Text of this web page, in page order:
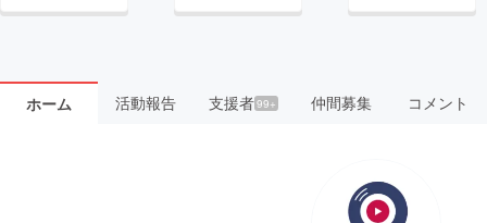
ホーム 活動報告 支援者99+ 仲間募集 コメント